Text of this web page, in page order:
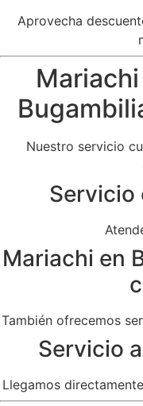
Aprovecha
Nuestro servicio
Servicio
Mariachi en
También ofrecemos
Servicio
Llegamos